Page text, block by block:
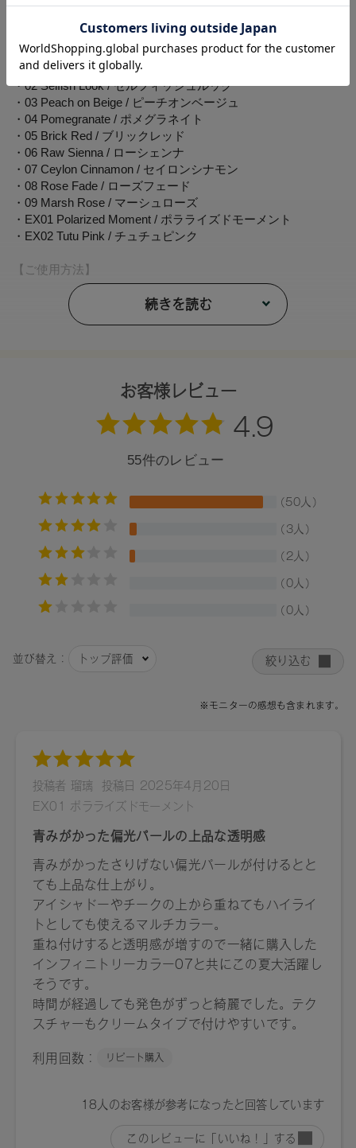
●カラー
・01 Seeking Steady / シーキングステディ
・02 Selfish Look / セルフィッシュルック
・03 Peach on Beige / ピーチオンベージュ
・04 Pomegranate / ポメグラネイト
・05 Brick Red / ブリックレッド
・06 Raw Sienna / ローシェンナ
・07 Ceylon Cinnamon / セイロンシナモン
・08 Rose Fade / ローズフェード
・09 Marsh Rose / マーシュローズ
・EX01 Polarized Moment / ポラライズドモーメント
・EX02 Tutu Pink / チュチュピンク
【ご使用方法】
指やチップなどで適量をとり、まぶたや頬、フェイスライン
などにぼかします。
トリエチルヘキサノイン、フェニルトリメチコン、水添ポリ
イソブテン、パルミチン酸デキストリン、セルロース、ミツ
ロウ、アルガニアスピノサ核油、ラベンダー花エキス、ツバ
キ花エキス、グリチルリチン酸2K、カニナバラ果実油、イソ
ステアリン酸ソルビタン、フェノキシエタノール、トコフェ
BG、ジパルミチン酸アスコルビル、（+/-）マイカ、酸化チタ
ン、合成フルオロフロゴパイト、酸化鉄、黄4、赤202、水酸
化Al、グンジョウ、赤201、青1、酸化スズ、赤104（1）、シ
リカ、カオリン、カルミン、コンジョウ、メチコン
【原産国】
店舗でお問い合わせの際には、下記品番をお伝え下さい。
06：4571649065089
07：4571649065096
08：4571649065102
09：4571649065119
EX02：4571649065133
【店舗発売日】
[予約販売]2025/3/26～ [一般販売]2025/4/11～
※店舗での取り扱いや詳しい在庫状況につきましては、各店
舗にお問い合わせください。
※発売日は予告なく変更する可能性がございます。予めご了
承ください。
※通常はご注文より１～３営業日での発送となります。
商品によっては、お届けまで１～２週間かかる場合がござい
●パッケージのリニューアル等の理由により、成分・処方が記
●予告なくパッケージ仕様が変更になる場合がございます。
続きを読む
お客様レビュー